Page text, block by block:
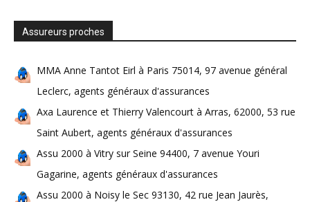
Assureurs proches
MMA Anne Tantot Eirl à Paris 75014, 97 avenue général
Leclerc, agents généraux d'assurances
Axa Laurence et Thierry Valencourt à Arras, 62000, 53 rue
Saint Aubert, agents généraux d'assurances
Assu 2000 à Vitry sur Seine 94400, 7 avenue Youri
Gagarine, agents généraux d'assurances
Assu 2000 à Noisy le Sec 93130, 42 rue Jean Jaurès,